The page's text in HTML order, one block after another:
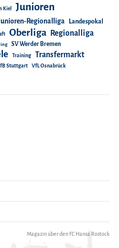
Kiel Junioren
Regionalliga
Landespokal
Oberliga Regionalliga
SV Werder Bremen
Training Transfermarkt
Stuttgart VfL Osnabrück
Magazin über den FC Hansa Rostock